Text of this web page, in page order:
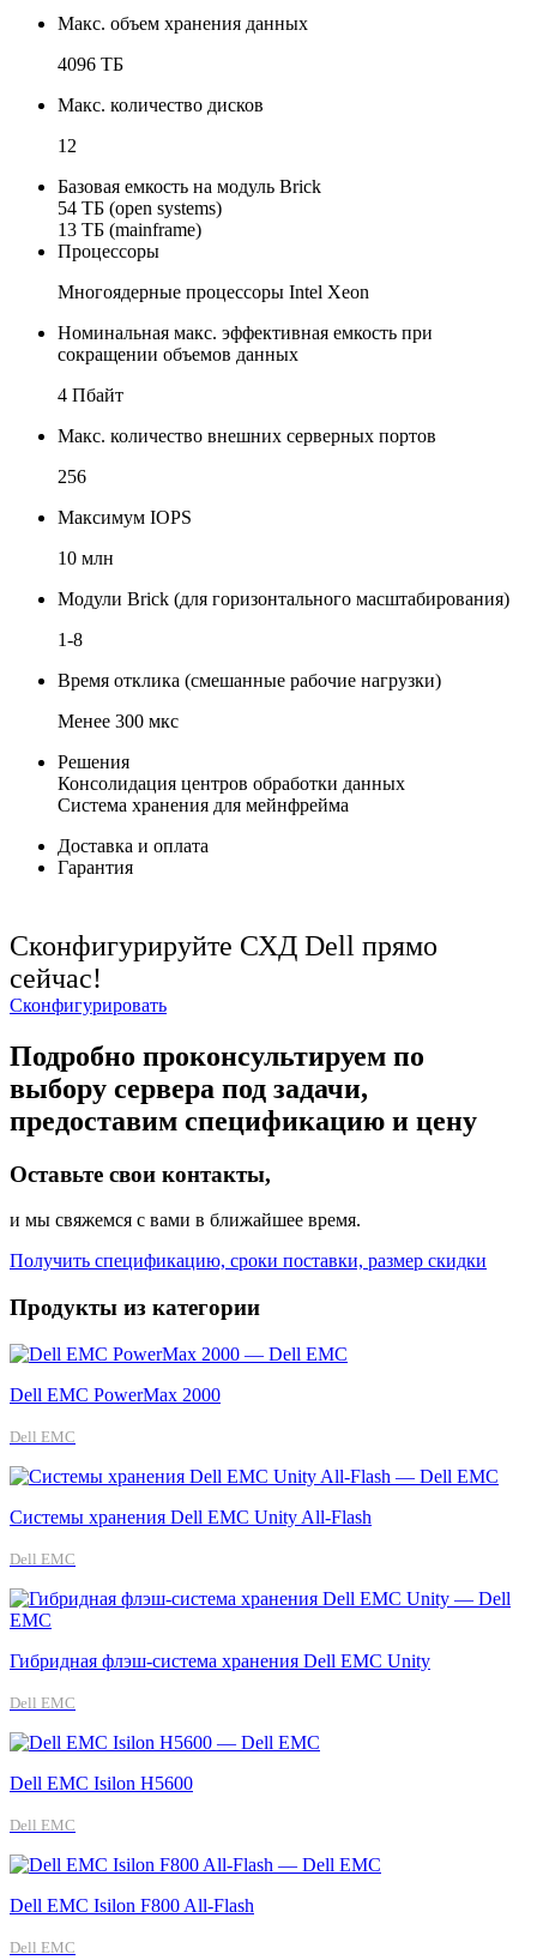
Макс. объем хранения данных
4096 ТБ
Макс. количество дисков
12
Базовая емкость на модуль Brick
54 ТБ (open systems)
13 ТБ (mainframe)
Процессоры
Многоядерные процессоры Intel Xeon
Номинальная макс. эффективная емкость при
сокращении объемов данных
4 Пбайт
Макс. количество внешних серверных портов
256
Максимум IOPS
10 млн
Модули Brick (для горизонтального масштабирования)
1-8
Время отклика (смешанные рабочие нагрузки)
Менее 300 мкс
Решения
Консолидация центров обработки данных
Система хранения для мейнфрейма
Доставка и оплата
Гарантия
Сконфигурируйте СХД Dell прямо
сейчас!
Сконфигурировать
Подробно проконсультируем по
выбору сервера под задачи,
предоставим спецификацию и цену
Оставьте свои контакты,
и мы свяжемся с вами в ближайшее время.
Получить спецификацию, сроки поставки, размер скидки
Продукты из категории
Dell EMC PowerMax 2000
Dell EMC
Системы хранения Dell EMC Unity All-Flash
Dell EMC
Гибридная флэш-система хранения Dell EMC Unity
Dell EMC
Dell EMC Isilon H5600
Dell EMC
Dell EMC Isilon F800 All-Flash
Dell EMC